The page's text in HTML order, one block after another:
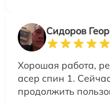
Сидоров
Хорошая работа,
асер спин 1.
продолжить